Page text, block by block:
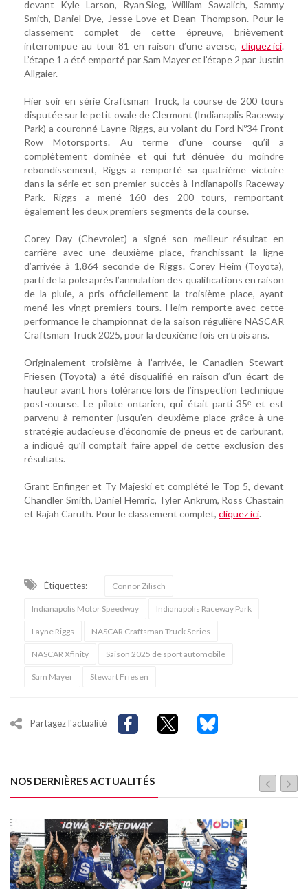
devant Kyle Larson, Ryan Sieg, William Sawalich, Sammy
Smith, Daniel Dye, Jesse Love et Dean Thompson. Pour le
classement complet de cette épreuve, brièvement
interrompue au tour 81 en raison d’une averse, cliquez ici.
L’étape 1 a été emporté par Sam Mayer et l’étape 2 par Justin
Allgaier.
Hier soir en série Craftsman Truck, la course de 200 tours
disputée sur le petit ovale de Clermont (Indianaplis Raceway
Park) a couronné Layne Riggs, au volant du Ford Nº34 Front
Row Motorsports. Au terme d’une course qu’il a
complètement dominée et qui fut dénuée du moindre
rebondissement, Riggs a remporté sa quatrième victoire
dans la série et son premier succès à Indianapolis Raceway
Park. Riggs a mené 160 des 200 tours, remportant
également les deux premiers segments de la course.
Corey Day (Chevrolet) a signé son meilleur résultat en
carrière avec une deuxième place, franchissant la ligne
d’arrivée à 1,864 seconde de Riggs. Corey Heim (Toyota),
parti de la pole après l’annulation des qualifications en raison
de la pluie, a pris officiellement la troisième place, ayant
mené les vingt premiers tours. Heim remporte avec cette
performance le championnat de la saison régulière NASCAR
Craftsman Truck 2025, pour la deuxième fois en trois ans.
Originalement troisième à l’arrivée, le Canadien Stewart
Friesen (Toyota) a été disqualifié en raison d’un écart de
hauteur avant hors tolérance lors de l’inspection technique
post-course. Le pilote ontarien, qui était parti 35ᵉ et est
parvenu à remonter jusqu’en deuxième place grâce à une
stratégie audacieuse d’économie de pneus et de carburant,
a indiqué qu’il comptait faire appel de cette exclusion des
résultats.
Grant Enfinger et Ty Majeski et complété le Top 5, devant
Chandler Smith, Daniel Hemric, Tyler Ankrum, Ross Chastain
et Rajah Caruth. Pour le classement complet, cliquez ici.
Étiquettes: Connor Zilisch
Indianapolis Motor Speedway Indianapolis Raceway Park
Layne Riggs NASCAR Craftsman Truck Series
NASCAR Xfinity Saison 2025 de sport automobile
Sam Mayer Stewart Friesen
Partagez l'actualité
NOS DERNIÈRES ACTUALITÉS